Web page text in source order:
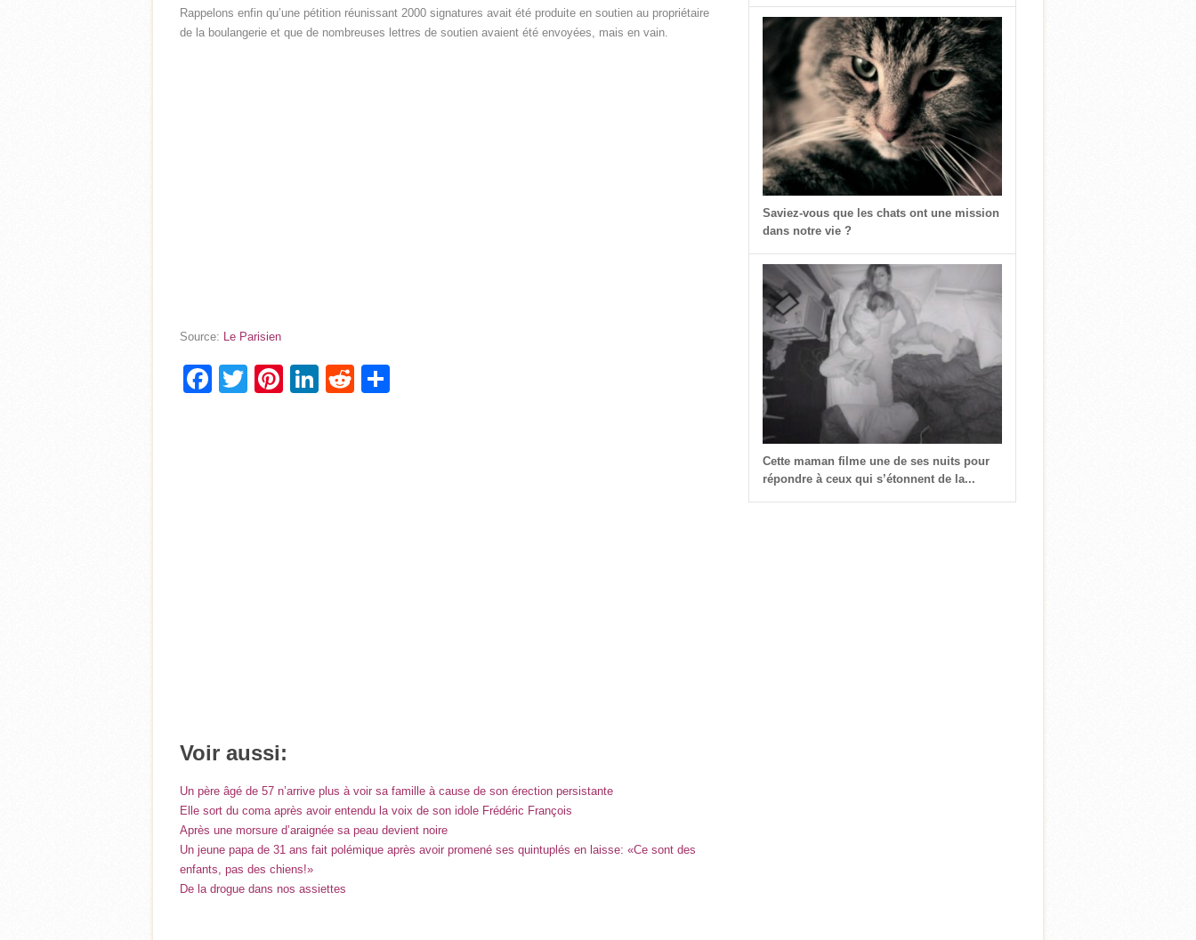
Rappelons enfin qu’une pétition réunissant 2000 signatures avait été produite en soutien au propriétaire
de la boulangerie et que de nombreuses lettres de soutien avaient été envoyées, mais en vain.
Source: Le Parisien
Facebook
TwitterPinterest
LinkedIn
Reddit
Voir aussi:
Un père âgé de 57 n’arrive plus à voir sa famille à cause de son érection persistante
Elle sort du coma après avoir entendu la voix de son idole Frédéric François
Après une morsure d’araignée sa peau devient noire
Un jeune papa de 31 ans fait polémique après avoir promené ses quintuplés en laisse: «Ce sont des
enfants, pas des chiens!»
De la drogue dans nos assiettes
Saviez-vous que les chats ont une mission
dans notre vie ?
Cette maman filme une de ses nuits pour
répondre à ceux qui s’étonnent de la...